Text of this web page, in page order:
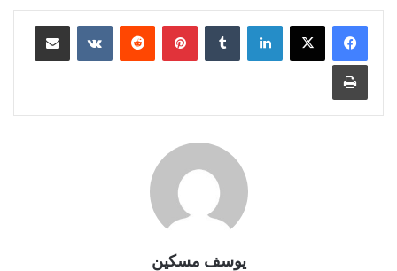
لينكدإن بينتيريست مشاركة عبر البريد
طباعة
يوسف مسكين